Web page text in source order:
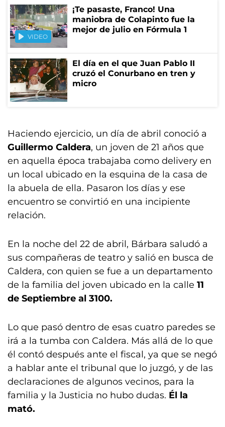
VIDEO
¡Te pasaste, Franco! Una
maniobra de Colapinto fue la
mejor de julio en Fórmula 1
El día en el que Juan Pablo II
cruzó el Conurbano en tren y
micro
Haciendo ejercicio, un día de abril conoció a
Guillermo Caldera, un joven de 21 años que
en aquella época trabajaba como delivery en
un local ubicado en la esquina de la casa de
la abuela de ella. Pasaron los días y ese
encuentro se convirtió en una incipiente
relación.
En la noche del 22 de abril, Bárbara saludó a
sus compañeras de teatro y salió en busca de
Caldera, con quien se fue a un departamento
de la familia del joven ubicado en la calle 11
de Septiembre al 3100.
Lo que pasó dentro de esas cuatro paredes se
irá a la tumba con Caldera. Más allá de lo que
él contó después ante el fiscal, ya que se negó
a hablar ante el tribunal que lo juzgó, y de las
declaraciones de algunos vecinos, para la
familia y la Justicia no hubo dudas. Él la
mató.